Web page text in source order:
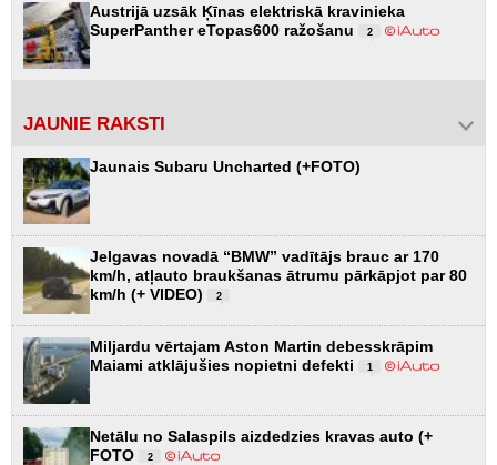
Austrijā uzsāk Ķīnas elektriskā kravinieka
SuperPanther eTopas600 ražošanu
2
JAUNIE RAKSTI
Jaunais Subaru Uncharted (+FOTO)
Jelgavas novadā “BMW” vadītājs brauc ar 170
km/h, atļauto braukšanas ātrumu pārkāpjot par 80
km/h (+ VIDEO)
2
Miljardu vērtajam Aston Martin debesskrāpim
Maiami atklājušies nopietni defekti
1
Netālu no Salaspils aizdedzies kravas auto (+
FOTO
2